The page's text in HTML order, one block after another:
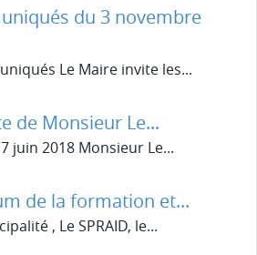
du 3 novembre
Le Maire invite les...
de Monsieur Le...
juin 2018 Monsieur Le...
de la formation et...
, Le SPRAID, le...